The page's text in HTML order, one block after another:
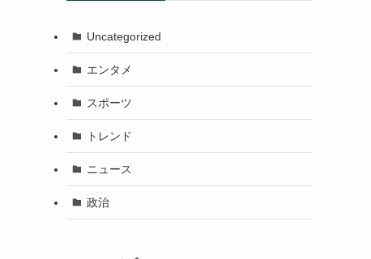
Uncategorized
エンタメ
スポーツ
トレンド
ニュース
政治